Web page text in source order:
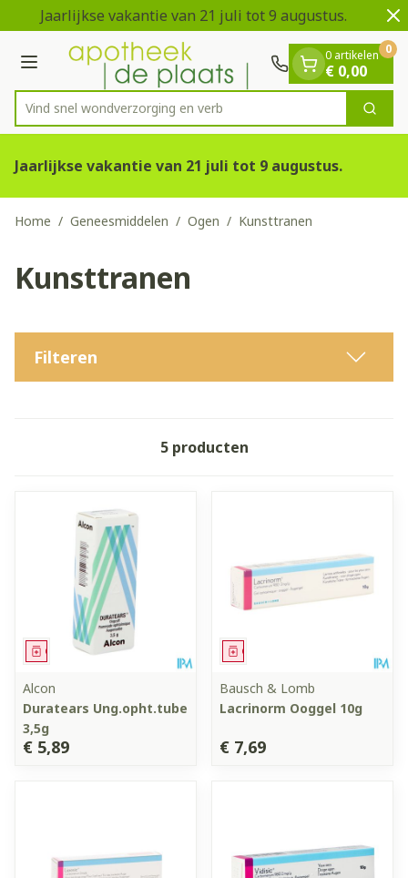
Ga naar de inhoud
1 van 2
Jaarlijkse vakantie van 21 juli tot 9 augustus.
Menu
Product, merk, categorie...
Vind snel wondverzorging e Zoek
0 artikelen
€ 0,00
0
Jaarlijkse vakantie van 21 juli tot 9 augustus.
Home / Geneesmiddelen / Ogen / Kunsttranen
Kunsttranen
Filteren
5producten
Geneesmiddel
Alcon
Duratears Ung.opht.tube
3,5g
€ 5,89
Geneesmiddel
Bausch & Lomb
Lacrinorm Ooggel 10g
€ 7,69